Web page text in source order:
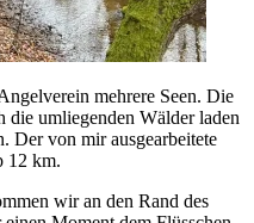
mehrere Seen. Die
die umliegenden Wälder laden
Der von mir ausgearbeitete
12 km.
wir an den Rand des